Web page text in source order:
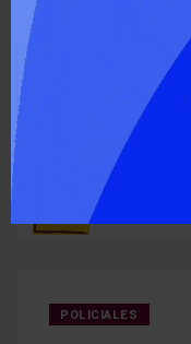
ÚLTIMO MOMENTO :
Detectan cocaína
POLICIALES